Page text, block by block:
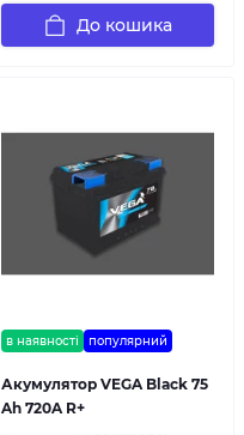
До кошика
в наявності популярний
Акумулятор VEGA Black 75
Ah 720A R+